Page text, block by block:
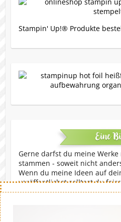
Stampin' Up!® Produkte
Eine
Gerne darfst du meine
stammen - soweit nicht
Wenn du meine Ideen auf
veröffentlichst solltest du
meinen Blog verweisen. Eine